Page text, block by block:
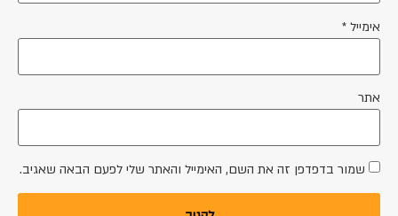
אימייל *
אתר
שמור בדפדפן זה את השם, האימייל והאתר שלי לפעם הבאה שאגיב.